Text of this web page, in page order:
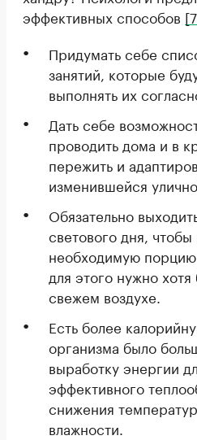
эффективных способов
Придумать себе
занятий, которые
выполнять их
Дать себе
проводить дома и в
пережить и
изменившейся
Обязательно
светового дня, чтобы
необходимую порцию
для этого нужно
свежем воздухе.
Есть более
организма было
выработку энергии
эффективного
снижения
влажности.